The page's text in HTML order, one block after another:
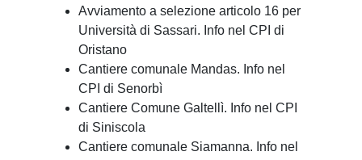
Avviamento a selezione articolo 16 per
Università di Sassari. Info nel CPI di
Oristano
Cantiere comunale Mandas. Info nel
CPI di Senorbì
Cantiere Comune Galtellì. Info nel CPI
di Siniscola
Cantiere comunale Siamanna. Info nel